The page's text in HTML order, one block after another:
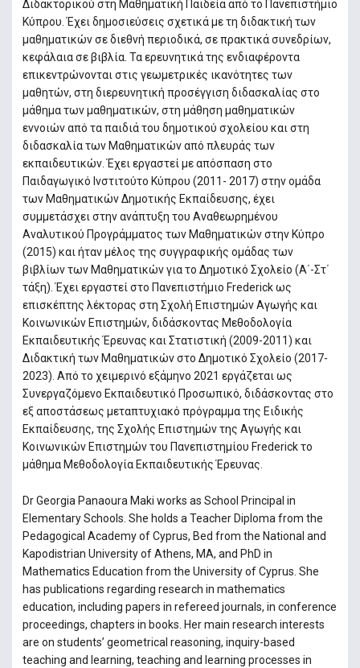
Διδακτορικού στη Μαθηματική Παιδεία από το Πανεπιστήμιο
Κύπρου. Έχει δημοσιεύσεις σχετικά με τη διδακτική των
μαθηματικών σε διεθνή περιοδικά, σε πρακτικά συνεδρίων,
κεφάλαια σε βιβλία. Τα ερευνητικά της ενδιαφέροντα
επικεντρώνονται στις γεωμετρικές ικανότητες των
μαθητών, στη διερευνητική προσέγγιση διδασκαλίας στο
μάθημα των μαθηματικών, στη μάθηση μαθηματικών
εννοιών από τα παιδιά του δημοτικού σχολείου και στη
διδασκαλία των Μαθηματικών από πλευράς των
εκπαιδευτικών. Έχει εργαστεί με απόσπαση στο
Παιδαγωγικό Ινστιτούτο Κύπρου (2011- 2017) στην ομάδα
των Μαθηματικών Δημοτικής Εκπαίδευσης, έχει
συμμετάσχει στην ανάπτυξη του Αναθεωρημένου
Αναλυτικού Προγράμματος των Μαθηματικών στην Κύπρο
(2015) και ήταν μέλος της συγγραφικής ομάδας των
βιβλίων των Μαθηματικών για το Δημοτικό Σχολείο (Α΄-Στ΄
τάξη). Έχει εργαστεί στο Πανεπιστήμιο Frederick ως
επισκέπτης λέκτορας στη Σχολή Επιστημών Αγωγής και
Κοινωνικών Επιστημών, διδάσκοντας Μεθοδολογία
Εκπαιδευτικής Έρευνας και Στατιστική (2009-2011) και
Διδακτική των Μαθηματικών στο Δημοτικό Σχολείο (2017-
2023). Από το χειμερινό εξάμηνο 2021 εργάζεται ως
Συνεργαζόμενο Εκπαιδευτικό Προσωπικό, διδάσκοντας στο
εξ αποστάσεως μεταπτυχιακό πρόγραμμα της Ειδικής
Εκπαίδευσης, της Σχολής Επιστημών της Αγωγής και
Κοινωνικών Επιστημών του Πανεπιστημίου Frederick το
μάθημα Μεθοδολογία Εκπαιδευτικής Έρευνας.
Dr Georgia Panaoura Maki works as School Principal in
Elementary Schools. She holds a Teacher Diploma from the
Pedagogical Academy of Cyprus, Bed from the National and
Kapodistrian University of Athens, MA, and PhD in
Mathematics Education from the University of Cyprus. She
has publications regarding research in mathematics
education, including papers in refereed journals, in conference
proceedings, chapters in books. Her main research interests
are on students’ geometrical reasoning, inquiry-based
teaching and learning, teaching and learning processes in